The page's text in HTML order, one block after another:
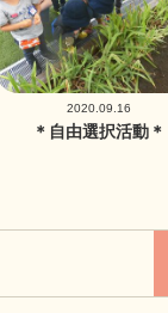
2020.09.16
＊自由選択活動＊